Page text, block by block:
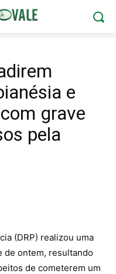
e
grave
pela
(DRP) realizou uma
de ontem, resultando
de cometerem um